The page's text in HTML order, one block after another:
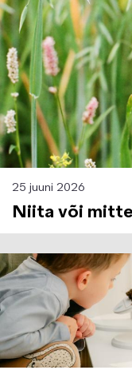
25 juuni 2026
Niita või
Image